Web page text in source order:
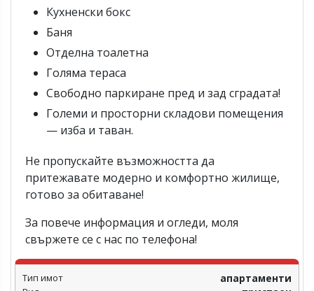
Кухненски бокс
Баня
Отделна тоалетна
Голяма тераса
Свободно паркиране пред и зад сградата!
Големи и просторни складови помещения
— изба и таван.
Не пропускайте възможността да
притежавате модерно и комфортно жилище,
готово за обитаване!
За повече информация и огледи, моля
свържете се с нас по телефона!
Тип имот апартаменти